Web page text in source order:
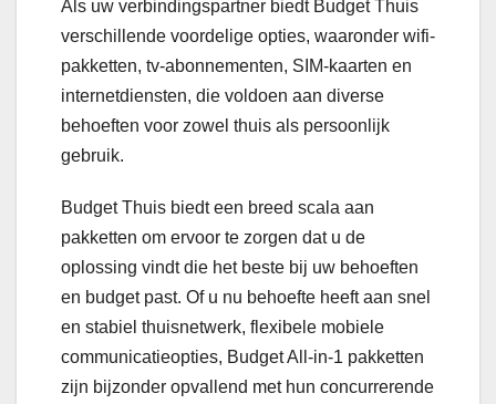
Als uw verbindingspartner biedt Budget Thuis
verschillende voordelige opties, waaronder wifi-
pakketten, tv-abonnementen, SIM-kaarten en
internetdiensten, die voldoen aan diverse
behoeften voor zowel thuis als persoonlijk
gebruik.
Budget Thuis biedt een breed scala aan
pakketten om ervoor te zorgen dat u de
oplossing vindt die het beste bij uw behoeften
en budget past. Of u nu behoefte heeft aan snel
en stabiel thuisnetwerk, flexibele mobiele
communicatieopties, Budget All-in-1 pakketten
zijn bijzonder opvallend met hun concurrerende